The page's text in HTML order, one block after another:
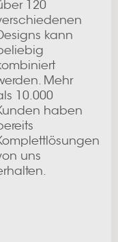
120
kann
Mehr
10.000
haben
uns